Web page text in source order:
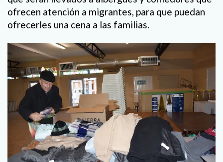
ofrecen atención a migrantes, para que puedan
ofrecerles una cena a las familias.